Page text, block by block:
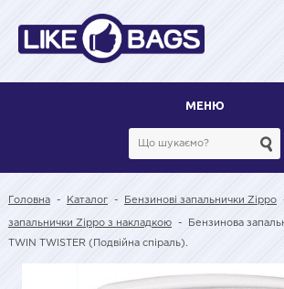
МЕНЮ
Головна - Каталог - Бензинові запальнички Zippo
запальнички Zippo з накладкою - Бензинова
TWIN TWISTER (Подвійна спіраль).